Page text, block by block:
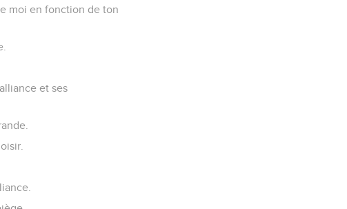
moi en fonction de ton
et ses